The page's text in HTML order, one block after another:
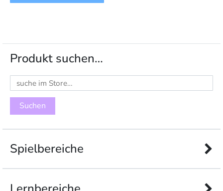
Produkt suchen…
Suchen
nach:
Spielbereiche